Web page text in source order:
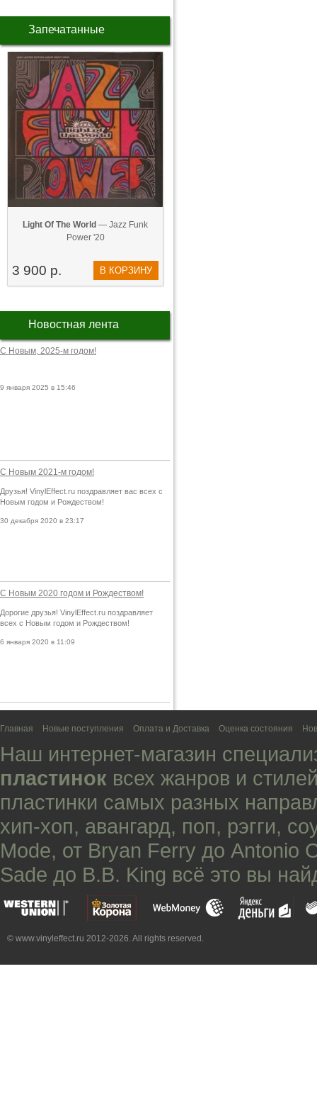
Запечатанные
Light Of The World — Jazz Funk
Power '20
3 900 р. В КОРЗИНУ
Новостная лента
С Новым, 2025-м годом!
9 января 2025 в 15:46
С Новым 2021-м годом!
Друзья! VinylEffect.ru поздравляет вас всех с
Новым годом и Рождеством!
30 декабря 2020 в 23:17
С Новым 2020 годом и Рождеством!
Дорогие друзья! VinylEffect.ru поздравляет
всех с Новым годом и Рождеством!
6 января 2020 в 11:09
Главная Новые поступления Оплата и Доставка Оценка состояния
Наш интернет-магазин
пластинок всех жанров и
пластинки самых разных
хип-хоп, авангард, поп, рэгги,
Mode, от Bryan Ferry до Antonio
Sade до B.B. King всё это вы
© www.vinyleffect.ru 2012-2026. All rights reserved.